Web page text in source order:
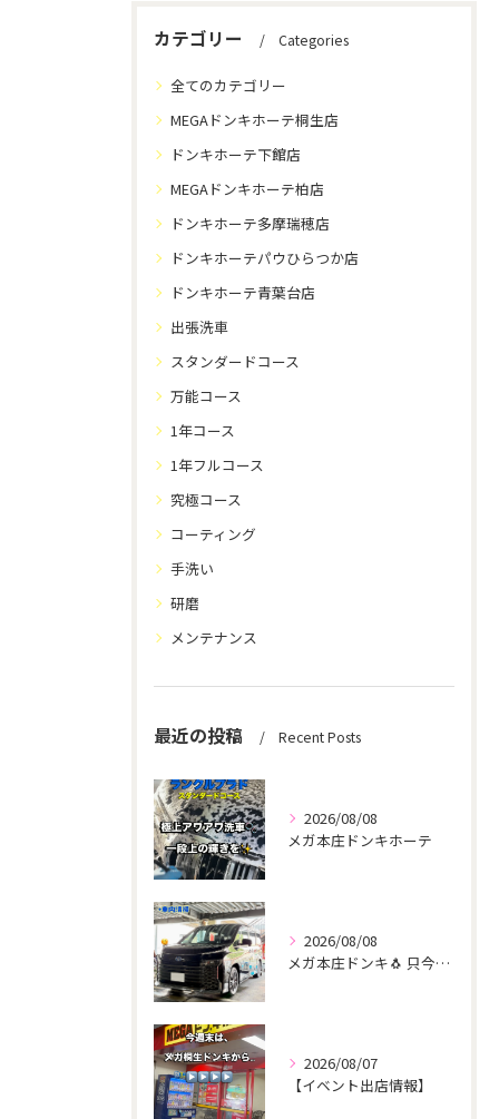
カテゴリー Categories
全てのカテゴリー
MEGAドンキホーテ桐生店
ドンキホーテ下館店
MEGAドンキホーテ柏店
ドンキホーテ多摩瑞穂店
ドンキホーテパウひらつか店
ドンキホーテ青葉台店
出張洗車
スタンダードコース
万能コース
1年コース
1年フルコース
究極コース
コーティング
手洗い
研磨
メンテナンス
最近の投稿 Recent Posts
2026/08/08
メガ本庄ドンキホーテ
2026/08/08
メガ本庄ドンキ🐧 只今イベント出店中🎶 ヴォクシー ご新規様...
2026/08/07
【イベント出店情報】